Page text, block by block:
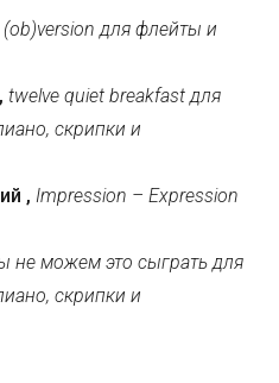
(ob)version для флейты и
twelve quiet breakfast для
скрипки и
, Impression – Expression
не можем это сыграть для
скрипки и